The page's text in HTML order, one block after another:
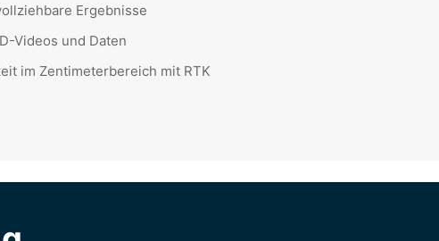
Ergebnisse
Videos und Daten
im Zentimeterbereich mit RTK